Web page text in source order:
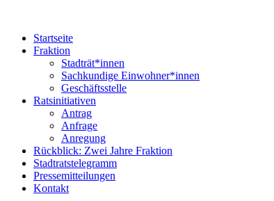
Startseite
Fraktion
Stadträt*innen
Sachkundige Einwohner*innen
Geschäftsstelle
Ratsinitiativen
Antrag
Anfrage
Anregung
Rückblick: Zwei Jahre Fraktion
Stadtratstelegramm
Pressemitteilungen
Kontakt